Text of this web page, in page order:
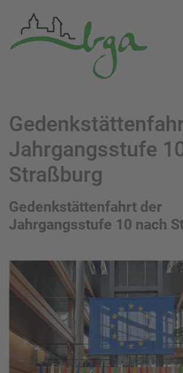
Jahrgangsstufe
Straßburg
Gedenkstättenfahrt der
Jahrgangsstufe 10 nach